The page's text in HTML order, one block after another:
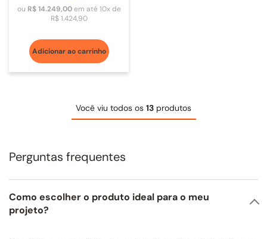
ou R$ 14.249,00em até10x de
R$ 1.424,90
Adicionar ao carrinho
Você viu todos os 13 produtos
Perguntas frequentes
Como escolher o produto ideal para o meu
projeto?